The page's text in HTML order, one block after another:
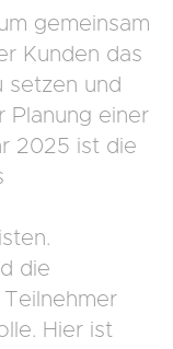
gemeinsam
Kunden das
setzen und
Planung einer
2025 ist die
die
Hier ist